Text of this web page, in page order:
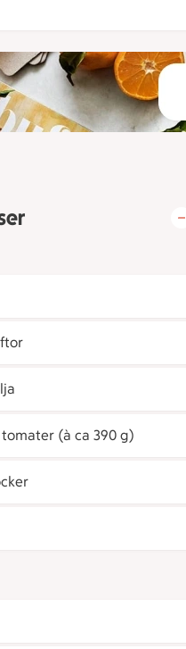
(à ca 390 g)